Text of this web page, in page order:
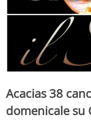
Acacias 38
domenicale su